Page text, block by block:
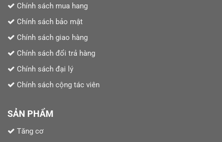
Chính sách mua hang
Chính sách bảo mật
Chính sách giao hàng
Chính sách đổi trả hàng
Chính sách đại lý
Chính sách cộng tác viên
SẢN PHẨM
Tăng cơ